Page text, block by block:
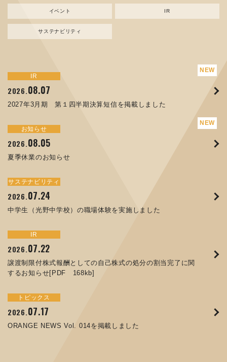
イベント IR
サステナビリティ
IR
2026.08.07
2027年3月期 第１四半期決算短信を掲載しました
お知らせ
2026.08.05
夏季休業のお知らせ
サステナビリティ
2026.07.24
中学生（光野中学校）の職場体験を実施しました
IR
2026.07.22
譲渡制限付株式報酬としての自己株式の処分の割当完了に関
するお知らせ[PDF 168kb]
トピックス
2026.07.17
ORANGE NEWS Vol. 014を掲載しました
新規事業
2024.04.10
資源ごみAI 自動選別機 販売開始のお知らせ
お知らせ
2026.08.05
夏季休業のお知らせ
お知らせ
2025.11.17
コラムを更新しました：MECT2025(メカトロテックジャパ
お知らせ
2025. 09.02
お知らせ
2025.05.29
コラムを更新しました：MEX金沢2025(第61回機械工業見本
お知らせ
2025.05.15
トピックス
2026.07.17
ORANGE NEWS Vol. 014を掲載しました
トピックス
2026.04.17
ORANGE NEWS Vol. 013を掲載しました
トピックス
2025.10.01
高松流技Vol.25を掲載しました
トピックス
2025.09.10
ORANGE NEWS Vol. 011を掲載しました
2025.07.31
ORANGE NEWS Vol. 010を掲載しました
イベント
2026.04.03
MEX金沢2026 出展のご案内 ※終了しました
イベント
2025.08.29
MECT 2025 出展のご案内 ※終了しました
イベント
2025.04.16
MEX金沢2025 出展のご案内 ※終了しました
イベント
2024.09.26
JIMTOF2024 出展のご案内 ※終了しました
2024.05.13
MEX金沢2024 学生向け会社説明コーナー予約のご案内 ※
終了しました
IR
2026.08.07
2027年3月期 第１四半期決算短信を掲載しました
IR
2026.07.22
譲渡制限付株式報酬としての自己株式の処分の割当完了に関
IR
2026. 07.07
IR
2026.07.01
コーポレートガバナンス報告書を更新しました
IR
2026.06.26
第65回定時株主総会のご報告を掲載しました
サステナビリティ
2026.07.24
中学生（光野中学校）の職場体験を実施しました
サステナビリティ
2026.06.12
人材戦略を策定しました
サステナビリティ
2026.03.26
「健康経営優良法人２０２６（大規模法人部門）」に認定さ
サステナビリティ
2025.12.09
令和７年度石川県ワークライフバランス企業知事表彰「優良
サステナビリティ
2025.12.04